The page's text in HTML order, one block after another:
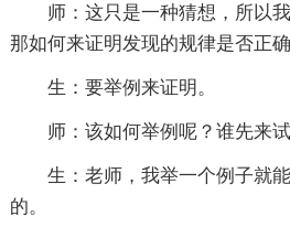
师：这只是一种猜想，所以
那如何来证明发现的规律是否正
生：要举例来证明。
师：该如何举例呢？谁先来试
生：老师，我举一个例子就
的。